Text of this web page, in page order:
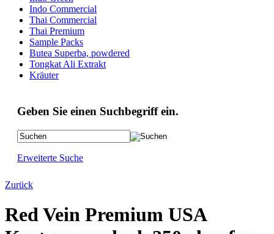
Indo Commercial
Thai Commercial
Thai Premium
Sample Packs
Butea Superba, powdered
Tongkat Ali Extrakt
Kräuter
Geben Sie einen Suchbegriff ein.
Erweiterte Suche
Zurück
Red Vein Premium USA